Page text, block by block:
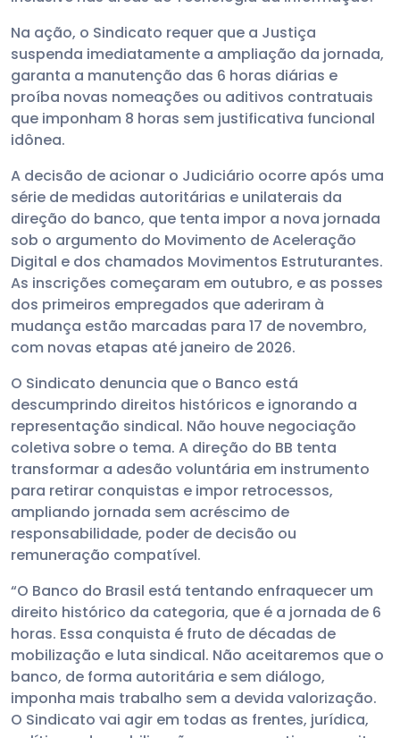
Na ação, o Sindicato requer que a Justiça
suspenda imediatamente a ampliação da jornada,
garanta a manutenção das 6 horas diárias e
proíba novas nomeações ou aditivos contratuais
que imponham 8 horas sem justificativa funcional
idônea.
A decisão de acionar o Judiciário ocorre após uma
série de medidas autoritárias e unilaterais da
direção do banco, que tenta impor a nova jornada
sob o argumento do Movimento de Aceleração
Digital e dos chamados Movimentos Estruturantes.
As inscrições começaram em outubro, e as posses
dos primeiros empregados que aderiram à
mudança estão marcadas para 17 de novembro,
com novas etapas até janeiro de 2026.
O Sindicato denuncia que o Banco está
descumprindo direitos históricos e ignorando a
representação sindical. Não houve negociação
coletiva sobre o tema. A direção do BB tenta
transformar a adesão voluntária em instrumento
para retirar conquistas e impor retrocessos,
ampliando jornada sem acréscimo de
responsabilidade, poder de decisão ou
remuneração compatível.
“O Banco do Brasil está tentando enfraquecer um
direito histórico da categoria, que é a jornada de 6
horas. Essa conquista é fruto de décadas de
mobilização e luta sindical. Não aceitaremos que o
banco, de forma autoritária e sem diálogo,
imponha mais trabalho sem a devida valorização.
O Sindicato vai agir em todas as frentes, jurídica,